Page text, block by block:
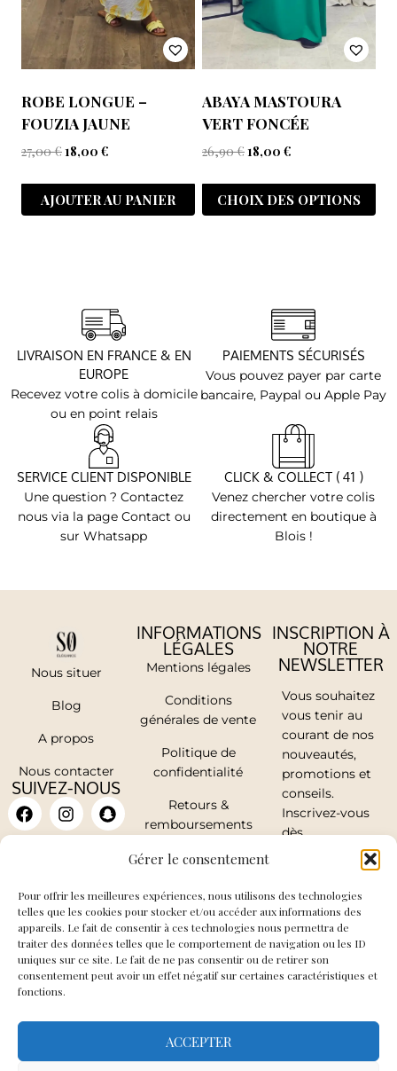
Gérer le consentement
Pour offrir les meilleures expériences, nous utilisons des technologies
telles que les cookies pour stocker et/ou accéder aux informations des
appareils. Le fait de consentir à ces technologies nous permettra de
traiter des données telles que le comportement de navigation ou les ID
uniques sur ce site. Le fait de ne pas consentir ou de retirer son
consentement peut avoir un effet négatif sur certaines caractéristiques et
fonctions.
ACCEPTER
ROBE LONGUE –
FOUZIA JAUNE
27,00€18,00 €
AJOUTER AU PANIER
ABAYA MASTOURA
VERT FONCÉE
26,90€18,00 €
CHOIX DES OPTIONS
LIVRAISON EN FRANCE & EN
EUROPE
Recevez votre colis à domicile
ou en point relais
PAIEMENTS SÉCURISÉS
Vous pouvez payer par carte
bancaire, Paypal ou Apple Pay
SERVICE CLIENT DISPONIBLE
Une question ? Contactez
nous via la page Contact ou
sur Whatsapp
CLICK & COLLECT ( 41 )
Venez chercher votre colis
directement en boutique à
Blois !
Nous situer
Blog
A propos
Nous contacter
SUIVEZ-NOUS
INFORMATIONS
LÉGALES
Mentions légales
Conditions
générales de vente
Politique de
confidentialité
Retours &
remboursements
Mon compte
INSCRIPTION À
NOTRE
NEWSLETTER
Vous souhaitez
vous tenir au
courant de nos
nouveautés,
promotions et
conseils.
Inscrivez-vous
dès
J'accepte de
recevoir les mails